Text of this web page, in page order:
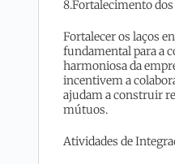
8.Fortalecimento dos
Fortalecer os laços
fundamental para a
harmoniosa da
incentivem a
ajudam a construir
mútuos.
Atividades de